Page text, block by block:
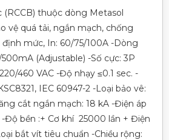
(RCCB) thuộc dòng Metasol
vệ quá tải, ngắn mạch, chống
mức, In: 60/75/100A -Dòng
(Adjustable) -Số cực: 3P
460 VAC -Độ nhạy ≤0.1 sec. -
IEC 60947-2 -Loại bảo vê:
cắt ngắn mạch: 18 kA -Điện áp
Độ bền :+ Cơ khí 25000 lần + Điện
bắt vít tiêu chuẩn -Chiều rộng: